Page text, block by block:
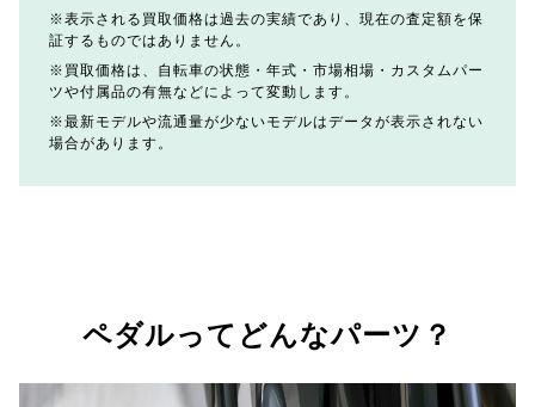
表示される買取価格は過去の実績であり、現在の査定額を保
証するものではありません。
買取価格は、自転車の状態・年式・市場相場・カスタムパー
ツや付属品の有無などによって変動します。
最新モデルや流通量が少ないモデルはデータが表示されない
場合があります。
ペダルってどんなパーツ？